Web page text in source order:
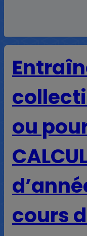
ou
cours